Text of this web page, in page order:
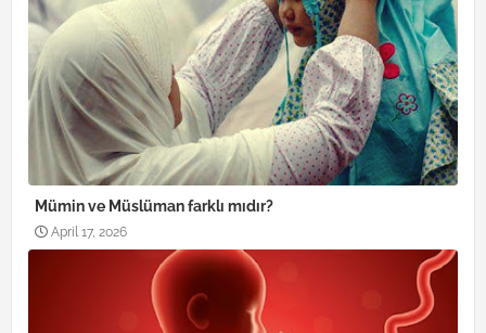
Mümin ve Müslüman farklı mıdır?
April 17, 2026